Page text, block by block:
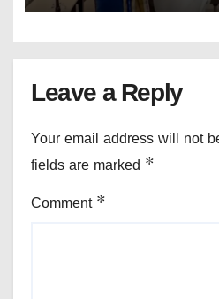
Leave a Reply
Your email address will not
fields are marked *
Comment *